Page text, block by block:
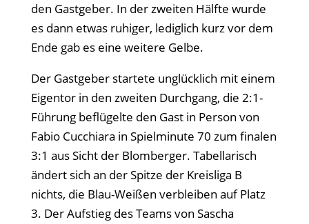
den Gastgeber. In der zweiten Hälfte wurde
es dann etwas ruhiger, lediglich kurz vor dem
Ende gab es eine weitere Gelbe.
Der Gastgeber startete unglücklich mit einem
Eigentor in den zweiten Durchgang, die 2:1-
Führung beflügelte den Gast in Person von
Fabio Cucchiara in Spielminute 70 zum finalen
3:1 aus Sicht der Blomberger. Tabellarisch
ändert sich an der Spitze der Kreisliga B
nichts, die Blau-Weißen verbleiben auf Platz
3. Der Aufstieg des Teams von Sascha